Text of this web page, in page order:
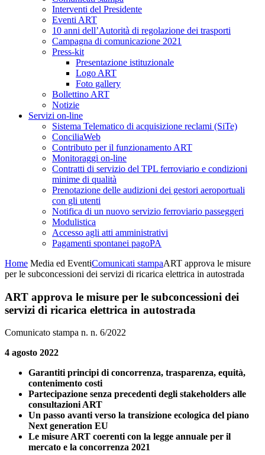
Interventi del Presidente
Eventi ART
10 anni dell’Autorità di regolazione dei trasporti
Campagna di comunicazione 2021
Press-kit
Presentazione istituzionale
Logo ART
Foto gallery
Bollettino ART
Notizie
Servizi on-line
Sistema Telematico di acquisizione reclami (SiTe)
ConciliaWeb
Contributo per il funzionamento ART
Monitoraggi on-line
Contratti di servizio del TPL ferroviario e condizioni
minime di qualità
Prenotazione delle audizioni dei gestori aeroportuali
con gli utenti
Notifica di un nuovo servizio ferroviario passeggeri
Modulistica
Accesso agli atti amministrativi
Pagamenti spontanei pagoPA
Home Media ed EventiComunicati stampaART approva le misure
per le subconcessioni dei servizi di ricarica elettrica in autostrada
ART approva le misure per le subconcessioni dei
servizi di ricarica elettrica in autostrada
Comunicato stampa n. n. 6/2022
4 agosto 2022
Garantiti principi di concorrenza, trasparenza, equità,
contenimento costi
Partecipazione senza precedenti degli stakeholders alle
consultazioni ART
Un passo avanti verso la transizione ecologica del piano
Next generation EU
Le misure ART coerenti con la legge annuale per il
mercato e la concorrenza 2021